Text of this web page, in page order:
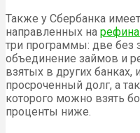
Также у Сбербанка
направленных на
три программы: две без
объединение займов и
взятых в других
просроченный долг, а
которого можно взять
проценты ниже.